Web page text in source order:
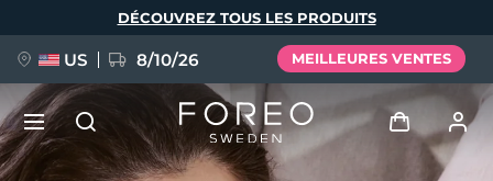
DÉCOUVREZ TOUS LES PRODUITS
US 8/10/26 MEILLEURES VENTES